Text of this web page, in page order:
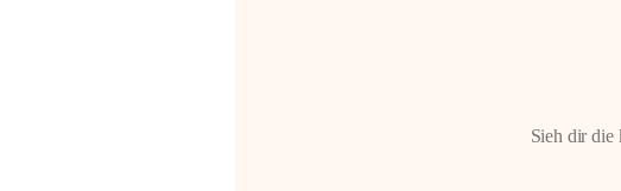
Sieh dir die